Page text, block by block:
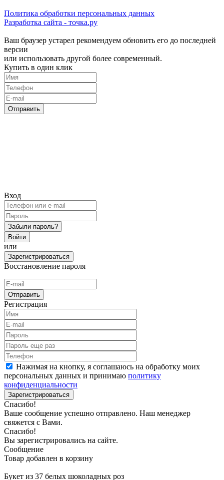
Политика обработки персональных данных
Разработка сайта - точка.ру
Ваш браузер устарел рекомендуем обновить его до последней
версии
или использовать другой более современный.
Купить в один клик
Отправить
Вход
Забыли пароль?
Войти
или
Зарегистрироваться
Восстановление пароля
Отправить
Регистрация
Нажимая на кнопку, я соглашаюсь на обработку моих
персональных данных и принимаю политику
конфиденциальности
Зарегистрироваться
Спасибо!
Ваше сообщение успешно отправлено. Наш менеджер
свяжется с Вами.
Спасибо!
Вы зарегистрировались на сайте.
Сообщение
Товар добавлен в корзину
Букет из 37 белых шоколадных роз